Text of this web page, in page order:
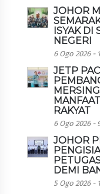
JOHOR
ISYAK DI
NEGERI
6 Ogo 2026 -
JETP
RAKYAT
6 Ogo 2026 -
JOHOR
DEMI
5 Ogo 2026 -